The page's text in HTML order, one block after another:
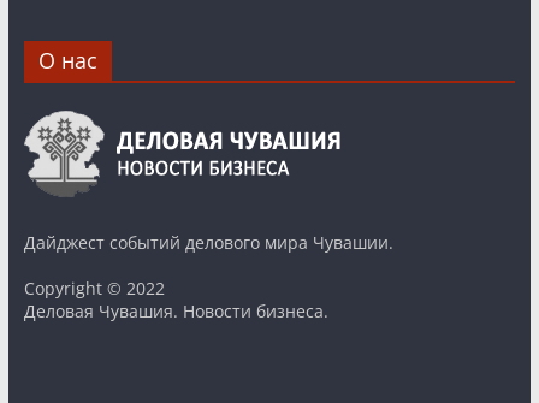
О нас
Дайджест событий делового мира Чувашии.
Copyright © 2022
Деловая Чувашия. Новости бизнеса.